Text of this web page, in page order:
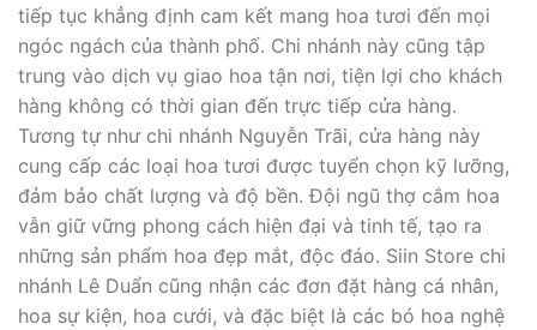
tiếp tục khẳng định cam kết mang hoa tươi đến mọi
ngóc ngách của thành phố. Chi nhánh này cũng tập
trung vào dịch vụ giao hoa tận nơi, tiện lợi cho khách
hàng không có thời gian đến trực tiếp cửa hàng.
Tương tự như chi nhánh Nguyễn Trãi, cửa hàng này
cung cấp các loại hoa tươi được tuyển chọn kỹ lưỡng,
đảm bảo chất lượng và độ bền. Đội ngũ thợ cắm hoa
vẫn giữ vững phong cách hiện đại và tinh tế, tạo ra
những sản phẩm hoa đẹp mắt, độc đáo. Siin Store chi
nhánh Lê Duẩn cũng nhận các đơn đặt hàng cá nhân,
hoa sự kiện, hoa cưới, và đặc biệt là các bó hoa nghệ